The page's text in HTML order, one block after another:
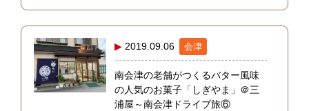
2019.09.06 会津
南会津の老舗がつくるバター風味
の人気のお菓子「しぎやま」＠三
浦屋～南会津ドライブ旅⑥